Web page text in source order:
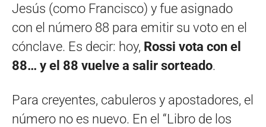
Jesús (como Francisco) y fue asignado
con el número 88 para emitir su voto en el
cónclave. Es decir: hoy, Rossi vota con el
88… y el 88 vuelve a salir sorteado.
Para creyentes, cabuleros y apostadores, el
número no es nuevo. En el “Libro de los